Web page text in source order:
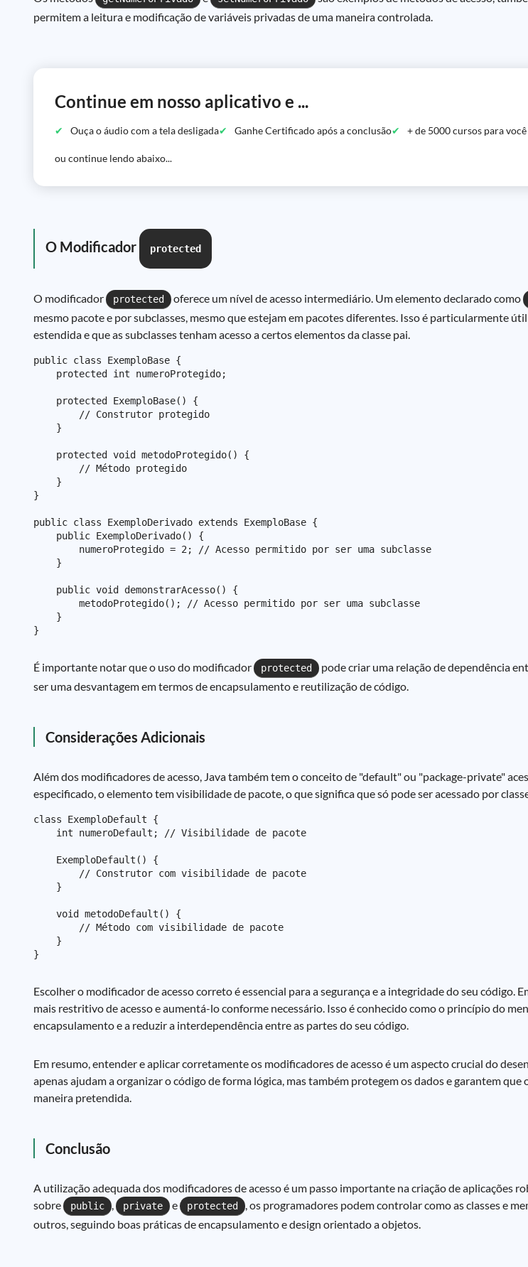
permitem a leitura e modificação de variáveis privadas de uma maneira controlada.
Continue em nosso aplicativo e ...
Ouça o áudio com a tela desligada Ganhe Certificado após a conclusão + de 5000 cursos para
ou continue lendo abaixo...
O Modificador protected
O modificador protected oferece um nível de acesso intermediário. Um elemento declarado como
mesmo pacote e por subclasses, mesmo que estejam em pacotes diferentes. Isso é particularmente
estendida e que as subclasses tenham acesso a certos elementos da classe pai.
public class ExemploBase {
    protected int numeroProtegido;
    protected ExemploBase() {
        // Construtor protegido
    }
    protected void metodoProtegido() {
        // Método protegido
    }
}
public class ExemploDerivado extends ExemploBase {
    public ExemploDerivado() {
        numeroProtegido = 2; // Acesso permitido por ser uma subclasse
    }
    public void demonstrarAcesso() {
        metodoProtegido(); // Acesso permitido por ser uma subclasse
    }
É importante notar que o uso do modificador protected
pode criar uma relação de dependência
ser uma desvantagem em termos de encapsulamento e reutilização de código.
Considerações Adicionais
Além dos modificadores de acesso, Java também tem o conceito de "default" ou "package-private"
especificado, o elemento tem visibilidade de pacote, o que significa que só pode ser acessado por
class ExemploDefault {
    int numeroDefault; // Visibilidade de pacote
    ExemploDefault() {
        // Construtor com visibilidade de pacote
    }
    void metodoDefault() {
        // Método com visibilidade de pacote
    }
Escolher o modificador de acesso correto é essencial para a segurança e a integridade do seu código.
mais restritivo de acesso e aumentá-lo conforme necessário. Isso é conhecido como o princípio do
encapsulamento e a reduzir a interdependência entre as partes do seu código.
Em resumo, entender e aplicar corretamente os modificadores de acesso é um aspecto crucial do
apenas ajudam a organizar o código de forma lógica, mas também protegem os dados e garantem
maneira pretendida.
Conclusão
A utilização adequada dos modificadores de acesso é um passo importante na criação de aplicações
sobre
public , private e protected
, os programadores podem controlar como as classes e
outros, seguindo boas práticas de encapsulamento e design orientado a objetos.